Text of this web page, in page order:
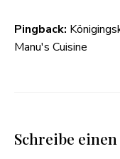
Pingback:
Manu's Cuisine
Schreibe